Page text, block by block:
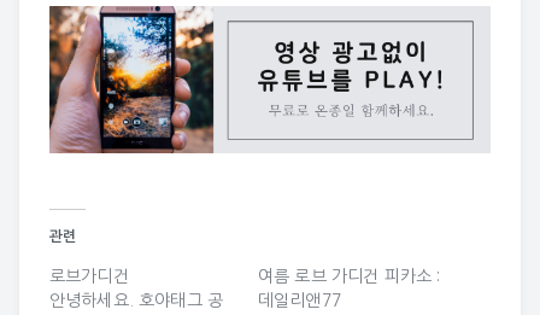
관련
로브가디건
안녕하세요. 호야태그 공
여름 로브 가디건 피카소 :
데일리앤77